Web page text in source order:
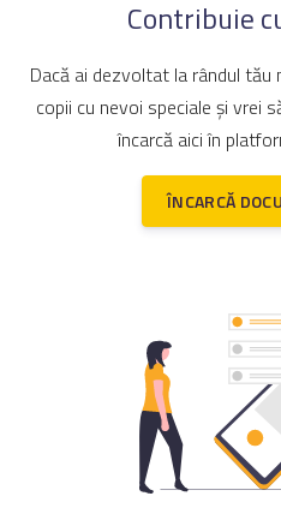
Contribuie
Dacă ai dezvoltat la rândul
copii cu nevoi speciale și vrei
încarcă aici în
ÎNCARCĂ